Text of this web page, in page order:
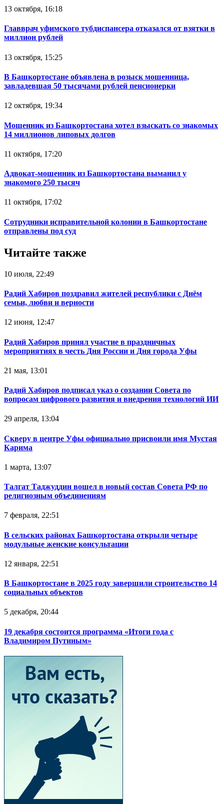
13 октября, 16:18
Главврач уфимского тубдиспансера отказался от взятки в
миллион рублей
13 октября, 15:25
В Башкортостане объявлена в розыск мошенница,
завладевшая 50 тысячами рублей пенсионерки
12 октября, 19:34
Мошенник из Башкортостана хотел взыскать со знакомых
14 миллионов липовых долгов
11 октября, 17:20
Адвокат-мошенник из Башкортостана выманил у
знакомого 250 тысяч
11 октября, 17:02
Сотрудники исправительной колонии в Башкортостане
отправлены под суд
Читайте также
10 июля, 22:49
Радий Хабиров поздравил жителей республики с Днём
семьи, любви и верности
12 июня, 12:47
Радий Хабиров принял участие в праздничных
мероприятиях в честь Дня России и Дня города Уфы
21 мая, 13:01
Радий Хабиров подписал указ о создании Совета по
вопросам цифрового развития и внедрения технологий ИИ
29 апреля, 13:04
Скверу в центре Уфы официально присвоили имя Мустая
Карима
1 марта, 13:07
Талгат Таджуддин вошел в новый состав Совета РФ по
религиозным объединениям
7 февраля, 22:51
В сельских районах Башкортостана открыли четыре
модульные женские консультации
12 января, 22:51
В Башкортостане в 2025 году завершили строительство 14
социальных объектов
5 декабря, 20:44
19 декабря состоится программа «Итоги года с
Владимиром Путиным»